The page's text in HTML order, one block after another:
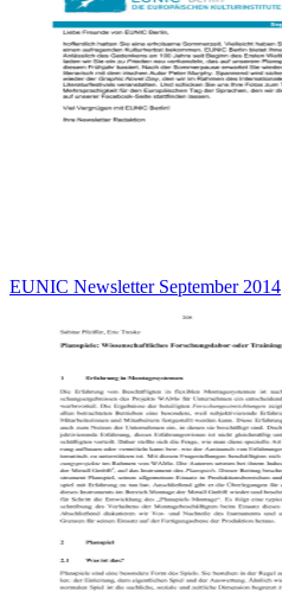
EUNIC Newsletter September 2014